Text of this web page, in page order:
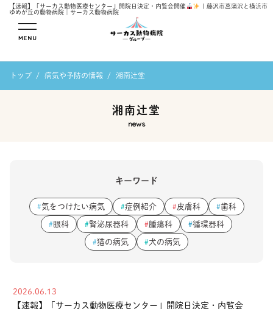
【速報】「サーカス動物医療センター」開院日決定・内覧会開催
| 藤沢市菖蒲沢と横浜市
ゆめが丘の動物病院｜サーカス動物病院
トップ 病気や予防の情報 湘南辻堂
湘南辻堂
news
キーワード
#気をつけたい病気 #症例紹介 #皮膚科 #歯科
#眼科 #腎泌尿器科 #腫瘍科 #循環器科
#猫の病気 #犬の病気
2026.06.13
【速報】「サーカス動物医療センター」開院日決定・内覧会